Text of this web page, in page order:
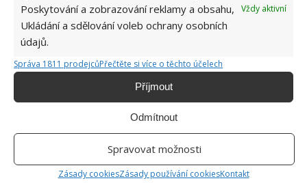
Poskytování a zobrazování reklamy a obsahu,
Ukládání a sdělování voleb ochrany osobních
údajů.
Vždy aktivní
Správa 1811 prodejcůPřečtěte si více o těchto účelech
Příjmout
Odmítnout
Spravovat možnosti
Zásady cookiesZásady používání cookiesKontakt
JEDNODUCHÝ TRIK RADY A TIPY ŠPERKY